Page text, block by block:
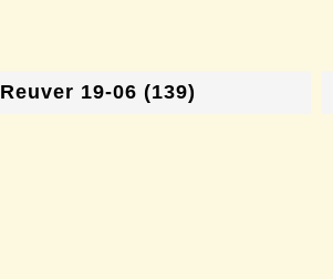
Reuver 19-06 (139)